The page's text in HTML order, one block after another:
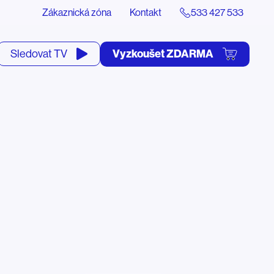
Zákaznická zóna Kontakt 533 427 533
Sledovat TV Vyzkoušet ZDARMA